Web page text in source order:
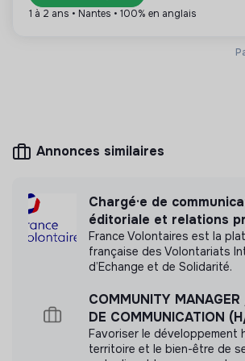
renforcer la coordination et la
Dans le cas d’un contrat d’alternance
Mesure d'impact
Médecins sans Frontières France
transmis de mesure d'impact
Labels et certifications
1 à 2 ans • Nantes • 100% en anglais
Annonces similaires
Chargé·e de
éditoriale et relations
France Volontaires est la
française des Volontariats
d’Echange et de Solidarité.
COMMUNITY MANAGER
DE COMMUNICATION
Favoriser le développement
territoire et le bien-être de